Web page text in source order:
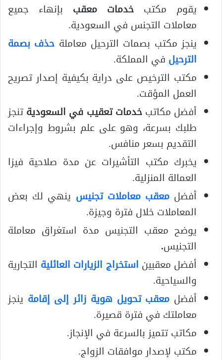
يقوم مكتب خدمات معقب بإنهاء جميع
معاملات التجنس في السعودية.
ينجز مكتب بصمات الترحيل معاملة حذف بصمة
الترحيل في المملكة.
مكتب الترخيص على دراية بكيفية إصدار تصريح
العمل المؤقت.
أفضل مكاتبخدمات تعقيب في السعوديةتنجز
طلبك بسرعة، وهو على علم بشروط وإجراءات
التقديم بسعر منافس.
يخبرك مكتب التأشيرات عن مدة صلاحية فيزا
العمالة المنزلية.
أفضل معقب معاملات تجنيس ينهي لك بعض
المعاملات خلال فترة وجيزة.
يوضح معقب التجنيس مدة استغراق معاملة
التجنيس.
أفضل معقبين استخراج الزيارات العائلية التجارية
والسياحية.
أفضل معقب تحويل هوية زائر إلى إقامة ينجز
معاملتك في فترة قصيرة.
مكاتب تتميز بالسرعة في الإنجاز.
مكتب لإصدار موافقات الزواج.